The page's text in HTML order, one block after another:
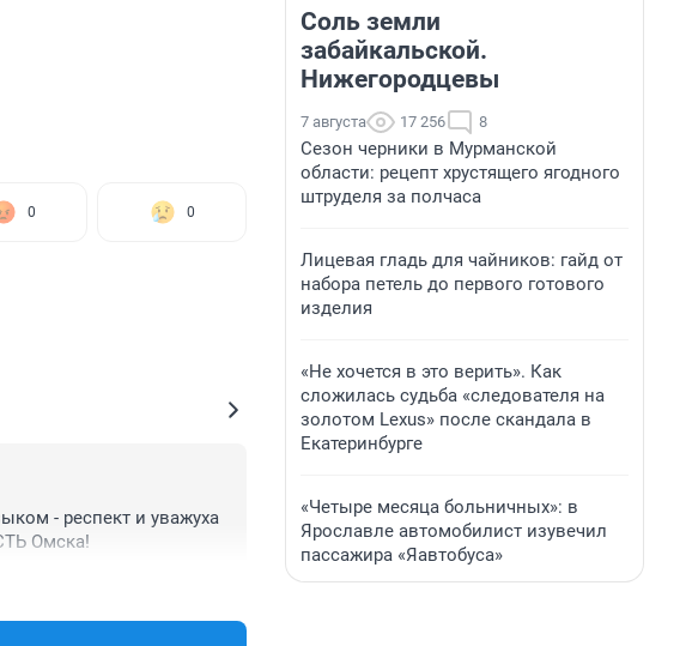
0 0
- респект и уважуха
Омска!
Соль земли
забайкальской.
Нижегородцевы
7 августа 17 256 8
Сезон черники в Мурманской
области: рецепт хрустящего ягодного
штруделя за полчаса
Лицевая гладь для чайников: гайд от
набора петель до первого готового
изделия
«Не хочется в это верить». Как
сложилась судьба «следователя на
золотом Lexus» после скандала в
Екатеринбурге
«Четыре месяца больничных»: в
Ярославле автомобилист изувечил
пассажира «Яавтобуса»